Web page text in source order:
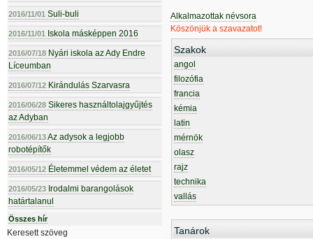
2016/11/01 Suli-buli
2016/11/01 Iskola másképpen 2016
2016/07/18 Nyári iskola az Ady Endre
Líceumban
2016/07/12 Kirándulás Szarvasra
2016/06/28 Sikeres használtolajgyűjtés
az Adyban
2016/06/13Az adysok a legjobb
robotépítők
2016/05/12 Életemmel védem az életet
2016/05/23 Irodalmi barangolások
határtalanul
Összes hír
Keresett szöveg
Alkalmazottak névsora
Köszönjük a szavazatot!
Szakok
angol
filozófia
francia
kémia
latin
mérnök
olasz
rajz
technika
vallás
Tanárok